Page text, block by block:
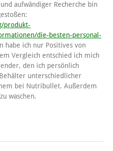
aufwändiger Recherche bin
produkt-
die-besten-personal-
habe ich nur Positives von
Vergleich entschied ich mich
den ich persönlich
unterschiedlicher
bei Nutribullet. Außerdem
waschen.